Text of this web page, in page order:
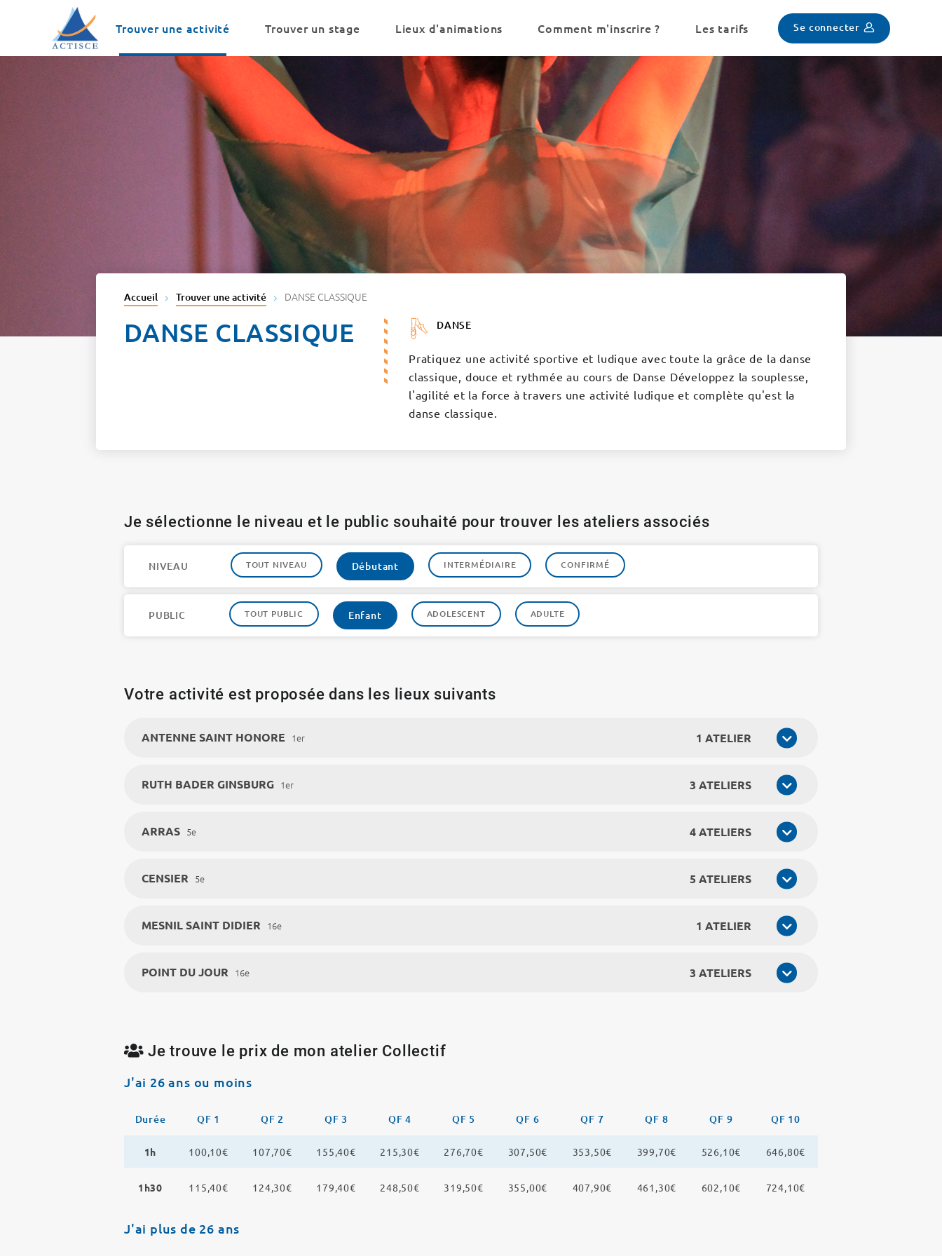
Trouver une activité
Trouver un stage Lieux d'animations Comment m'inscrire ? Les tarifs Se connecter
Accueil Trouver une activité DANSE CLASSIQUE
DANSE CLASSIQUE DANSE
Pratiquez une activité sportive et ludique avec toute la grâce de la danse
classique, douce et rythmée au cours de Danse Développez la souplesse,
l'agilité et la force à travers une activité ludique et complète qu'est la
danse classique.
Je sélectionne le niveau et le public souhaité pour trouver les ateliers associés
NIVEAU TOUT NIVEAU Débutant INTERMÉDIAIRE CONFIRMÉ
PUBLIC TOUT PUBLIC Enfant ADOLESCENT ADULTE
Votre activité est proposée dans les lieux suivants
ANTENNE SAINT HONORE 1er 1 ATELIER
RUTH BADER GINSBURG 1er 3 ATELIERS
ARRAS 5e 4 ATELIERS
CENSIER 5e 5 ATELIERS
MESNIL SAINT DIDIER 16e 1 ATELIER
POINT DU JOUR 16e 3 ATELIERS
Je trouve le prix de mon atelier Collectif
J'ai 26 ans ou moins
Durée QF 1 QF 2 QF 3 QF 4 QF 5 QF 6 QF 7 QF 8 QF 9 QF 10
1h 100,10€ 107,70€ 155,40€ 215,30€ 276,70€ 307,50€ 353,50€ 399,70€ 526,10€ 646,80€
1h30 115,40€ 124,30€ 179,40€ 248,50€ 319,50€ 355,00€ 407,90€ 461,30€ 602,10€ 724,10€
J'ai plus de 26 ans